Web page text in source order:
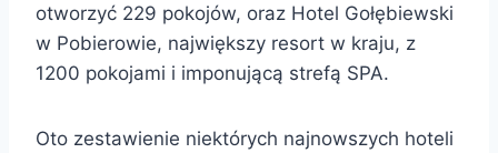
otworzyć 229 pokojów, oraz Hotel Gołębiewski
w Pobierowie, największy resort w kraju, z
1200 pokojami i imponującą strefą SPA.
Oto zestawienie niektórych najnowszych hoteli